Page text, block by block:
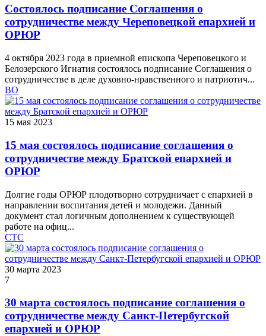
Состоялось подписание Соглашения о
сотрудничестве между Череповецкой епархией и
ОРЮР
4 октября 2023 года в приемной епископа Череповецкого и
Белозерского Игнатия состоялось подписание Соглашения о
сотрудничестве в деле духовно-нравственного и патриотич...
ВО
15 мая 2023
15 мая состоялось подписание соглашения о
сотрудничестве между Братской епархией и
ОРЮР
Долгие годы ОРЮР плодотворно сотрудничает с епархией в
направлении воспитания детей и молодежи. Данный
документ стал логичным дополнением к существующей
работе на офиц...
СТС
30 марта 2023
7
30 марта состоялось подписание соглашения о
сотрудничестве между Санкт-Петербугской
епархией и ОРЮР